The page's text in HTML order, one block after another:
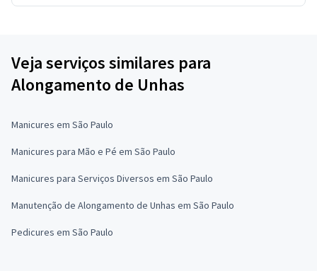
Veja serviços similares para
Alongamento de Unhas
Manicures em São Paulo
Manicures para Mão e Pé em São Paulo
Manicures para Serviços Diversos em São Paulo
Manutenção de Alongamento de Unhas em São Paulo
Pedicures em São Paulo